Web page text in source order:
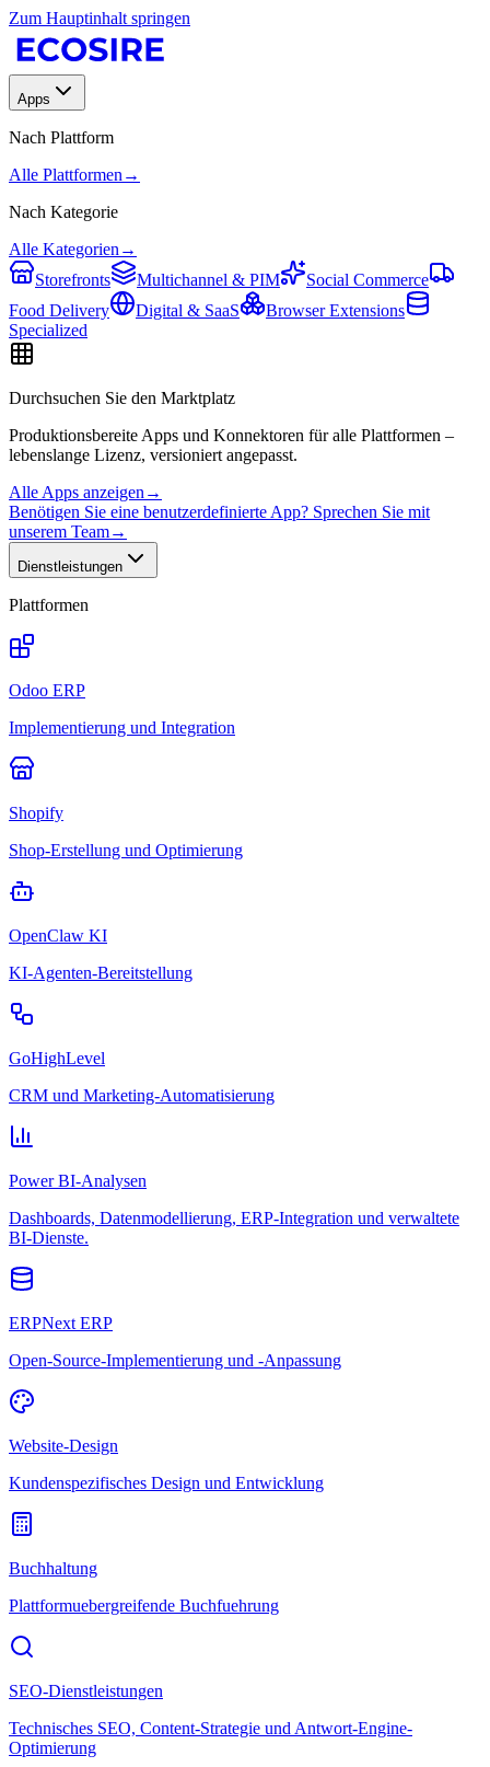
Zum Hauptinhalt springen
Apps
Nach Plattform
Alle Plattformen →
Nach Kategorie
Alle Kategorien →
Storefronts
Multichannel & PIM
Social Commerce
Food Delivery
Digital & SaaS
Browser Extensions
Specialized
Durchsuchen Sie den Marktplatz
Produktionsbereite Apps und Konnektoren für alle Plattformen –
lebenslange Lizenz, versioniert angepasst.
Alle Apps anzeigen →
Benötigen Sie eine benutzerdefinierte App? Sprechen Sie mit
unserem Team→
Dienstleistungen
Plattformen
Odoo ERP
Implementierung und Integration
Shopify
Shop-Erstellung und Optimierung
OpenClaw KI
KI-Agenten-Bereitstellung
GoHighLevel
CRM und Marketing-Automatisierung
Power BI-Analysen
Dashboards, Datenmodellierung, ERP-Integration und verwaltete
BI-Dienste.
ERPNext ERP
Open-Source-Implementierung und -Anpassung
Website-Design
Kundenspezifisches Design und Entwicklung
Buchhaltung
Plattformuebergreifende Buchfuehrung
SEO-Dienstleistungen
Technisches SEO, Content-Strategie und Antwort-Engine-
Optimierung